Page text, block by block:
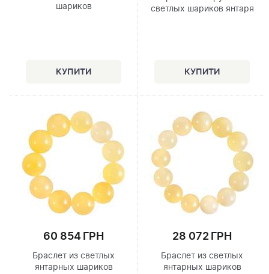
шариков
светлых шариков янтаря
60 854 ГРН
Браслет из светлых
янтарных шариков
28 072 ГРН
Браслет из светлых
янтарных шариков